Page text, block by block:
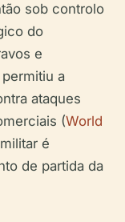
sob controlo
do
e
a
ataques
(World
é
de partida da